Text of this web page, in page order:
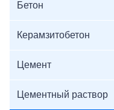
Бетон
Керамзитобетон
Цемент
Цементный раствор